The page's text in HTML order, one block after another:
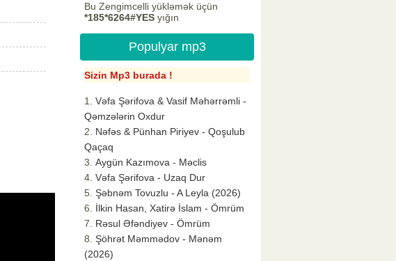
Bu Zengimcelli yükləmək üçün
*185*6264#YES yığın
Populyar mp3
Sizin Mp3 burada !
Vəfa Şərifova & Vasif Məhərrəmli -
Qəmzələrin Oxdur
Nəfəs & Pünhan Piriyev - Qoşulub
Qaçaq
Aygün Kazımova - Məclis
Vəfa Şərifova - Uzaq Dur
Şəbnəm Tovuzlu - A Leyla (2026)
İlkin Hasan, Xatirə İslam - Ömrüm
Rəsul Əfəndiyev - Ömrüm
Şöhrət Məmmədov - Mənəm
(2026)